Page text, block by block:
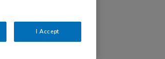
I Accept